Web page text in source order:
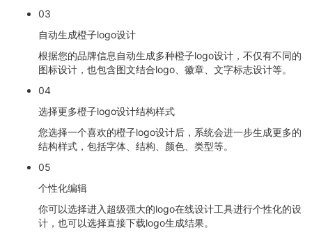
03
自动生成橙子logo设计
根据您的品牌信息自动生成多种橙子logo设计，不仅有不同的
图标设计，也包含图文结合logo、徽章、文字标志设计等。
04
选择更多橙子logo设计结构样式
您选择一个喜欢的橙子logo设计后，系统会进一步生成更多的
结构样式，包括字体、结构、颜色、类型等。
05
个性化编辑
你可以选择进入超级强大的logo在线设计工具进行个性化的设
计，也可以选择直接下载logo生成结果。